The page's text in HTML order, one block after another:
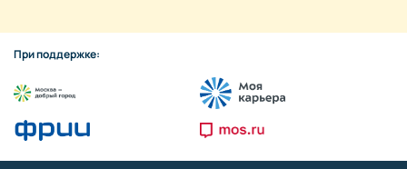
При поддержке: